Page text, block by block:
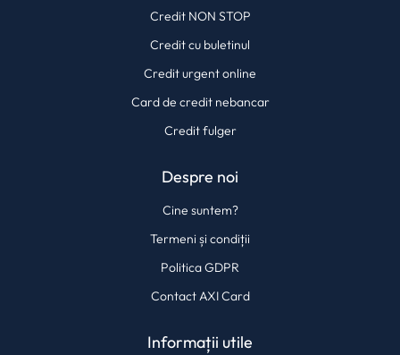
Credit NON STOP
Credit cu buletinul
Credit urgent online
Card de credit nebancar
Credit fulger
Despre noi
Cine suntem?
Termeni și condiții
Politica GDPR
Contact AXI Card
Informații utile